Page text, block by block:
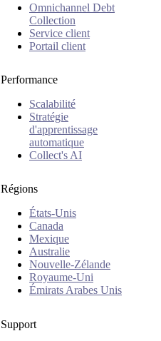
Omnichannel Debt
Collection
Service client
Portail client
Performance
Scalabilité
Stratégie
d'apprentissage
automatique
Collect's AI
Régions
États-Unis
Canada
Mexique
Australie
Nouvelle-Zélande
Royaume-Uni
Émirats Arabes Unis
Support